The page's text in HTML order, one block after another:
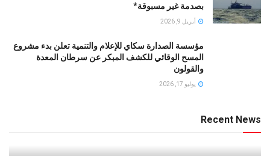
بصدمة غير مسبوقة*
أبريل 9, 2026
مؤسسة الصدارة سكاي للإعلام والتنمية تعلن بدء مشروع
المسح الوقائي للكشف المبكر عن سرطان المعدة
والقولون
يوليو 17, 2026
Recent News